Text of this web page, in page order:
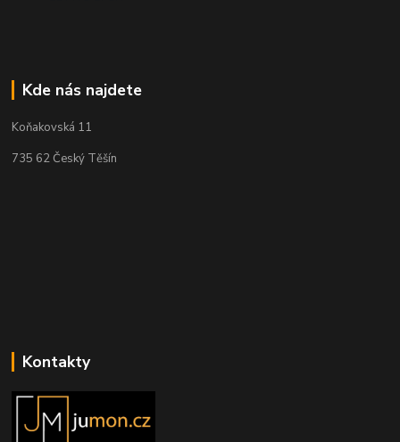
Kde nás najdete
Koňakovská 11
735 62 Český Těšín
Kontakty